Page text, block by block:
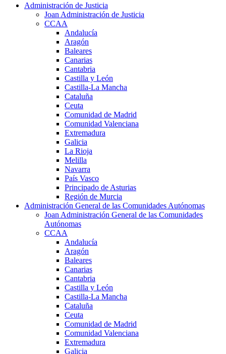
Administración de Justicia
Joan Administración de Justicia
CCAA
Andalucía
Aragón
Baleares
Canarias
Cantabria
Castilla y León
Castilla-La Mancha
Cataluña
Ceuta
Comunidad de Madrid
Comunidad Valenciana
Extremadura
Galicia
La Rioja
Melilla
Navarra
País Vasco
Principado de Asturias
Región de Murcia
Administración General de las Comunidades Autónomas
Joan Administración General de las Comunidades
Autónomas
CCAA
Andalucía
Aragón
Baleares
Canarias
Cantabria
Castilla y León
Castilla-La Mancha
Cataluña
Ceuta
Comunidad de Madrid
Comunidad Valenciana
Extremadura
Galicia